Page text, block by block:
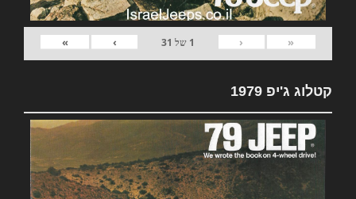
«
‹
1 של 31
›
»
קטלוג ג'יפ 1979